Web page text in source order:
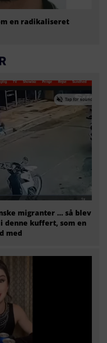
en radikaliseret
migranter … så blev
denne kuffert, som en
med